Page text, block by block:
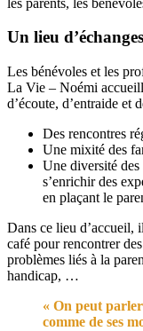
Un lieu d’échanges
Les bénévoles et les
La Vie – Noémi
d’écoute, d’entraide et
Des rencontres
Une mixité des
Une diversité des
s’enrichir des
en plaçant le
Dans ce lieu d’accueil,
café pour rencontrer
problèmes liés à la
handicap, …
« On peut
comme de ses